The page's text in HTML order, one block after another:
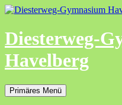
Zum
springen
Diesterweg-
Havelberg
Suchen
Primäres Menü